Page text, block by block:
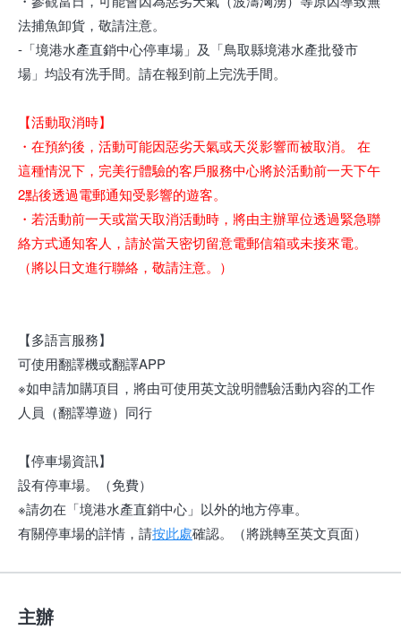
法捕魚卸貨，敬請注意。
-「境港水產直銷中心停車場」及「鳥取縣境港水產批發市
場」均設有洗手間。請在報到前上完洗手間。
【活動取消時】
・在預約後，活動可能因惡劣天氣或天災影響而被取消。 在
這種情況下，完美行體驗的客戶服務中心將於活動前一天下午
2點後透過電郵通知受影響的遊客。
・若活動前一天或當天取消活動時，將由主辦單位透過緊急聯
絡方式通知客人，請於當天密切留意電郵信箱或未接來電。
（將以日文進行聯絡，敬請注意。）
【多語言服務】
可使用翻譯機或翻譯APP
※如申請加購項目，將由可使用英文說明體驗活動內容的工作
人員（翻譯導遊）同行
【停車場資訊】
設有停車場。（免費）
※請勿在「境港水產直銷中心」以外的地方停車。
有關停車場的詳情，請按此處確認。（將跳轉至英文頁面）
主辦